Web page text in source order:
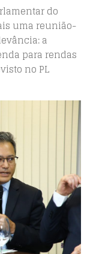
do
uma reunião-
a
para rendas
no PL